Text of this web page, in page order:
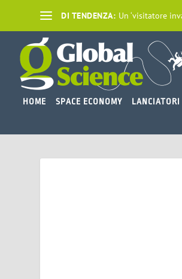
DI TENDENZA: Un ‘visitatore
HOME SPACE ECONOMY LANCIATORI